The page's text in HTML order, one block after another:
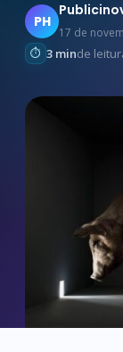
PH
17 de
3 minde